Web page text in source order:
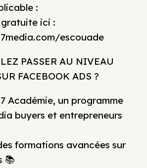
:
ici :
escouade
PASSER AU NIVEAU
FACEBOOK ADS ?
Académie, un programme
buyers et entrepreneurs
formations avancées sur
📚